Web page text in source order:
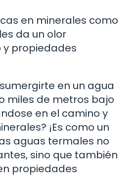
en minerales como
da un olor
propiedades
en un agua
miles de metros bajo
en el camino y
¡Es como un
aguas termales no
sino que también
propiedades